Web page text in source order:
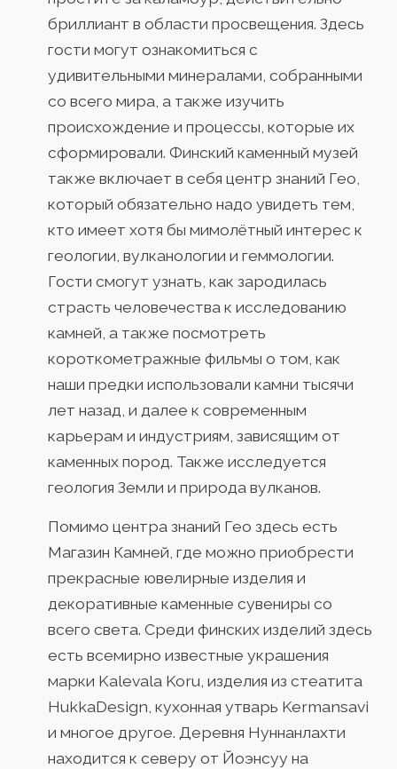
бриллиант в области просвещения. Здесь
гости могут ознакомиться с
удивительными минералами, собранными
со всего мира, а также изучить
происхождение и процессы, которые их
сформировали. Финский каменный музей
также включает в себя центр знаний Гео,
который обязательно надо увидеть тем,
кто имеет хотя бы мимолётный интерес к
геологии, вулканологии и геммологии.
Гости смогут узнать, как зародилась
страсть человечества к исследованию
камней, а также посмотреть
короткометражные фильмы о том, как
наши предки использовали камни тысячи
лет назад, и далее к современным
карьерам и индустриям, зависящим от
каменных пород. Также исследуется
геология Земли и природа вулканов.
Помимо центра знаний Гео здесь есть
Магазин Камней, где можно приобрести
прекрасные ювелирные изделия и
декоративные каменные сувениры со
всего света. Среди финских изделий здесь
есть всемирно известные украшения
марки Kalevala Koru, изделия из стеатита
HukkaDesign, кухонная утварь Kermansavi
и многое другое. Деревня Нуннанлахти
находится к северу от Йоэнсуу на